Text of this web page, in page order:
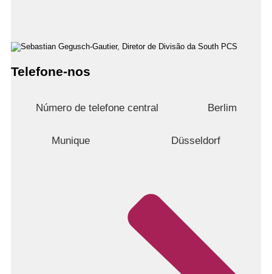
Telefone-nos
Número de telefone central Berlim
Munique Düsseldorf